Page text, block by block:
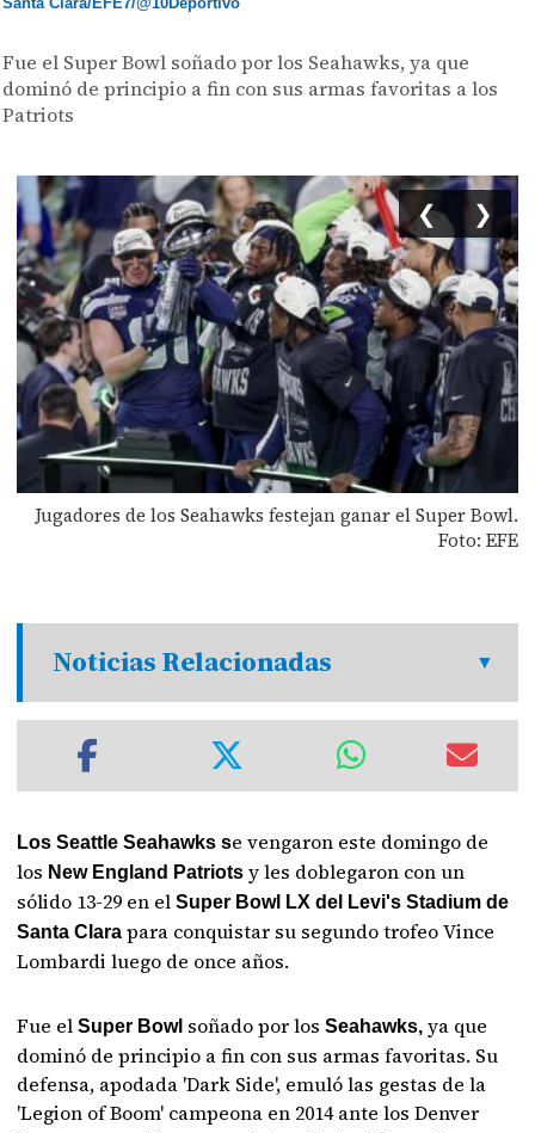
Fue el Super Bowl soñado por los Seahawks, ya que
dominó de principio a fin con sus armas favoritas a los
Patriots
Jugadores de los Seahawks festejan ganar el Super Bowl.
Foto: EFE
❮ ❯
Noticias Relacionadas
Los Seattle Seahawks se vengaron este domingo de
los New England Patriotsy les doblegaron con un
sólido 13-29 en elSuper Bowl LX del Levi's Stadium de
Santa Clarapara conquistar su segundo trofeo Vince
Lombardi luego de once años.
Fue elSuper Bowl soñado por los Seahawks, ya que
dominó de principio a fin con sus armas favoritas. Su
defensa, apodada 'Dark Side', emuló las gestas de la
'Legion of Boom' campeona en 2014 ante los Denver